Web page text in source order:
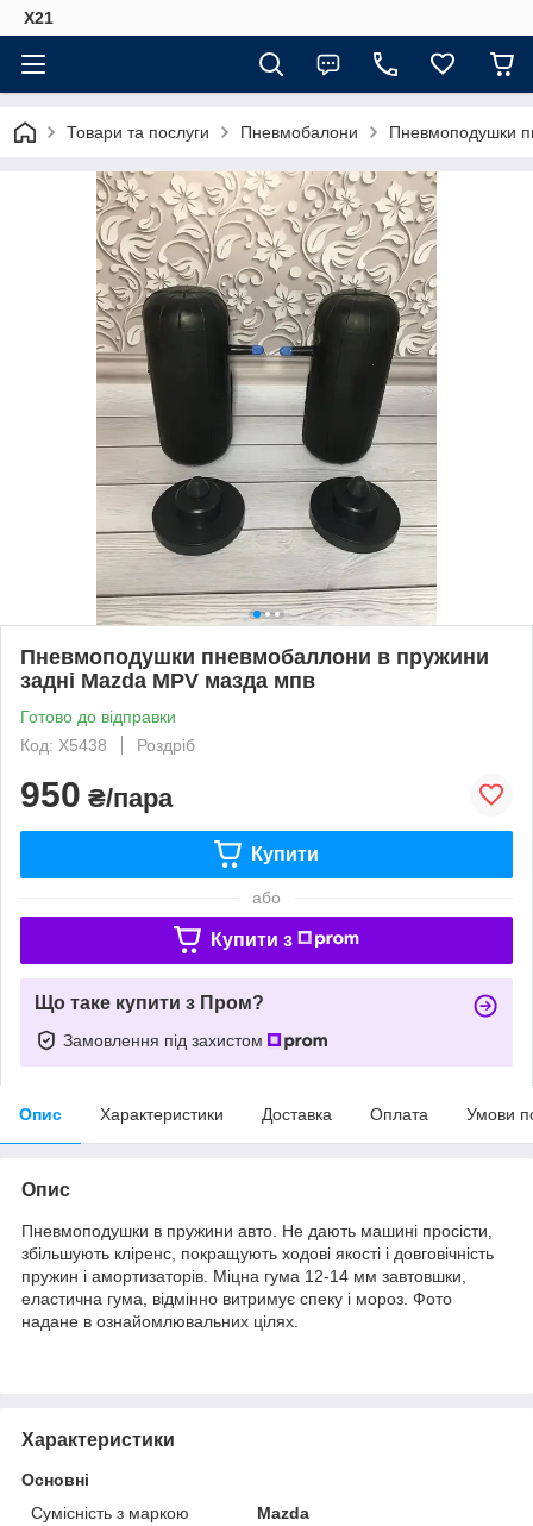
Х21
Товари та послуги Пневмобалони Пневмоподушки
Пневмоподушки пневмобаллони в пружини
задні Mazda MPV мазда мпв
Готово до відправки
Код: X5438
Роздріб
950 ₴/пара
Купити
або
Купити з
Що таке купити з Пром?
Замовлення під захистом
Опис Характеристики Доставка Оплата Умови
Опис
Пневмоподушки в пружини авто. Не дають машині просісти,
збільшують кліренс, покращують ходові якості і довговічність
пружин і амортизаторів. Міцна гума 12-14 мм завтовшки,
еластична гума, відмінно витримує спеку і мороз. Фото
надане в ознайомлювальних цілях.
Характеристики
Основні
Сумісність з маркою
Mazda